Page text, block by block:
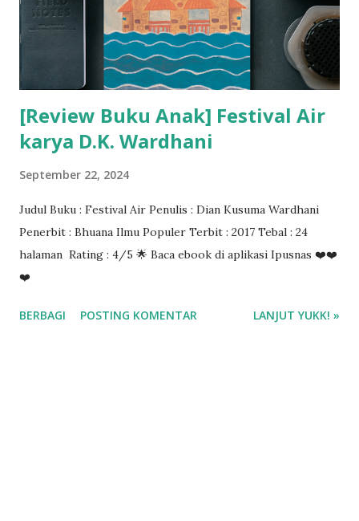
[Review Buku Anak] Festival Air
karya D.K. Wardhani
September 22, 2024
Judul Buku : Festival Air Penulis : Dian Kusuma Wardhani
Penerbit : Bhuana Ilmu Populer Terbit : 2017 Tebal : 24
halaman Rating : 4/5 🌟 Baca ebook di aplikasi Ipusnas ❤️❤️
❤️
BERBAGI POSTING KOMENTAR LANJUT YUKK! »